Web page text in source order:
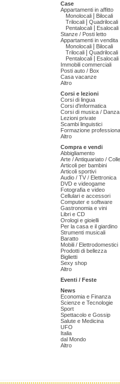
Case
Appartamenti in affitto
Monolocali
Bilocali
Trilocali
Quadrilocali
Pentalocali
Esalocali
Stanze / Posti letto
Appartamenti in vendita
Monolocali
Bilocali
Trilocali
Quadrilocali
Pentalocali
Esalocali
Immobili commerciali
Posti auto / Box
Casa vacanze
Altro
Corsi e lezioni
Corsi di lingua
Corsi d'informatica
Corsi di musica /
Lezioni private
Scambi linguistici
Formazione
Altro
Compra e vendi
Abbigliamento
Arte / Antiquariato /
Articoli per bambini
Articoli sportivi
Audio / TV / Elettronica
DVD e videogame
Fotografia e video
Cellulari e accessori
Computer e software
Gastronomia e vini
Libri e CD
Orologi e gioielli
Per la casa e il giardino
Strumenti musicali
Baratto
Mobili / Elettrodomestici
Prodotti di bellezza
Biglietti
Sexy shop
Altro
Eventi / Feste
News
Economia e Finanza
Scienze e Tecnologie
Sport
Spettacolo e Gossip
Salute e Medicina
UFO
Italia
dal Mondo
Altro